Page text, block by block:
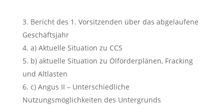
Bericht des 1. Vorsitzenden über das abgelaufene
Geschäftsjahr
a) Aktuelle Situation zu CCS
b) aktuelle Situation zu Ölförderplänen, Fracking
und Altlasten
c) Angus II – Unterschiedliche
Nutzungsmöglichkeiten des Untergrunds